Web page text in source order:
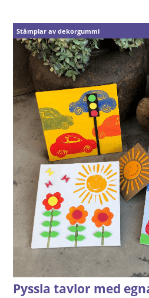
Stämplar av dekorgummi
Pyssla tavlor med